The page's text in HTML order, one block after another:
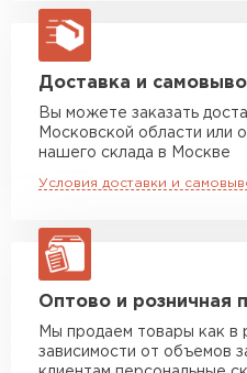
Машина до 10 тн до 37
макс. длина груза 8 м
Машина до 20 тн до 80
Манипулятор до 5 тн
макс. длина груза 6 м
макс. длина груза 8 м
Манипулятор до 20 тн
макс. длина груза 13,5 м
ЗАКАЗАТЬ
Доставка и
Вы можете заказать
Московской области или
нашего склада в Москве
Условия доставки и
Оптово и розничная
Мы продаем товары как в
зависимости от объемов